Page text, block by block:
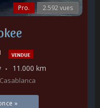
Pro. 2.592 vues
VENDUE
11.000 km
Casablanca
»